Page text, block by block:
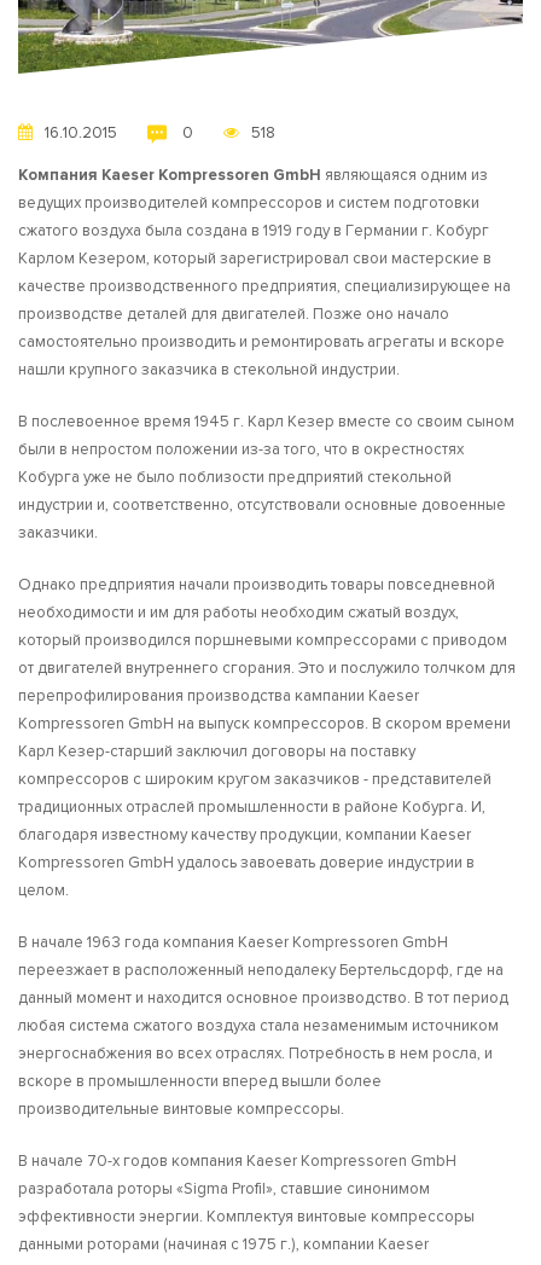
16.10.2015 0 518
Компания Kaeser Kompressoren GmbH являющаяся одним из
ведущих производителей компрессоров и систем подготовки
сжатого воздуха была создана в 1919 году в Германии г. Кобург
Карлом Кезером, который зарегистрировал свои мастерские в
качестве производственного предприятия, специализирующее на
производстве деталей для двигателей. Позже оно начало
самостоятельно производить и ремонтировать агрегаты и вскоре
нашли крупного заказчика в стекольной индустрии.
В послевоенное время 1945 г. Карл Кезер вместе со своим сыном
были в непростом положении из-за того, что в окрестностях
Кобурга уже не было поблизости предприятий стекольной
индустрии и, соответственно, отсутствовали основные довоенные
заказчики.
Однако предприятия начали производить товары повседневной
необходимости и им для работы необходим сжатый воздух,
который производился поршневыми компрессорами с приводом
от двигателей внутреннего сгорания. Это и послужило толчком для
перепрофилирования производства кампании Kaeser
Kompressoren GmbH на выпуск компрессоров. В скором времени
Карл Кезер-старший заключил договоры на поставку
компрессоров с широким кругом заказчиков - представителей
традиционных отраслей промышленности в районе Кобурга. И,
благодаря известному качеству продукции, компании Kaeser
Kompressoren GmbH удалось завоевать доверие индустрии в
целом.
В начале 1963 года компания Kaeser Kompressoren GmbH
переезжает в расположенный неподалеку Бертельсдорф, где на
данный момент и находится основное производство. В тот период
любая система сжатого воздуха стала незаменимым источником
энергоснабжения во всех отраслях. Потребность в нем росла, и
вскоре в промышленности вперед вышли более
производительные винтовые компрессоры.
В начале 70-х годов компания Kaeser Kompressoren GmbH
разработала роторы «Sigma Profil», ставшие синонимом
эффективности энергии. Комплектуя винтовые компрессоры
данными роторами (начиная с 1975 г.), компании Kaeser